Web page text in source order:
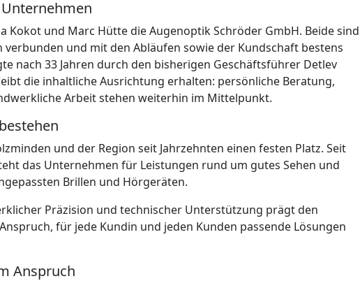
Kokot und Marc Hütte die Augenoptik Schröder GmbH. Beide sind
verbunden und mit den Abläufen sowie der Kundschaft bestens
nach 33 Jahren durch den bisherigen Geschäftsführer Detlev
die inhaltliche Ausrichtung erhalten: persönliche Beratung,
Arbeit stehen weiterhin im Mittelpunkt.
und der Region seit Jahrzehnten einen festen Platz. Seit
das Unternehmen für Leistungen rund um gutes Sehen und
Brillen und Hörgeräten.
Präzision und technischer Unterstützung prägt den
für jede Kundin und jeden Kunden passende Lösungen
Anspruch